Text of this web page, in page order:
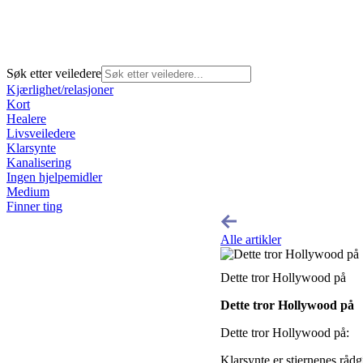
Søk etter veiledere
Kjærlighet/relasjoner
Kort
Healere
Livsveiledere
Klarsynte
Kanalisering
Ingen hjelpemidler
Medium
Finner ting
Alle artikler
Dette tror Hollywood på
Dette tror Hollywood på
Dette tror Hollywood på:
Klarsynte er stjernenes